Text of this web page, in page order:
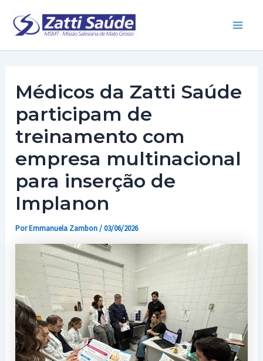
para
Médicos da Zatti Saúde
participam de
treinamento com
empresa multinacional
para inserção de
Implanon
PorEmmanuela Zambon/03/06/2026